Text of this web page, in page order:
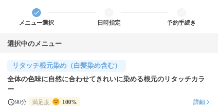
メニュー選択 日時指定 予約手続き
選択中のメニュー
リタッチ根元染め（白髪染め含む）
全体の色味に自然に合わせてきれいに染める根元のリタッチカラ
ー
90分 満足度 100% 詳細